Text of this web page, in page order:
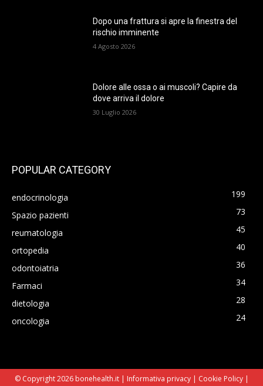
Dopo una frattura si apre la finestra del
rischio imminente
4 Agosto 2026
Dolore alle ossa o ai muscoli? Capire da
dove arriva il dolore
30 Luglio 2026
POPULAR CATEGORY
endocrinologia
199
Spazio pazienti
73
reumatologia
45
ortopedia
40
odontoiatria
36
Farmaci
34
dietologia
28
oncologia
24
© Copyright 2026 bonehealth.it | Informativa privacy| Cookie Policy|